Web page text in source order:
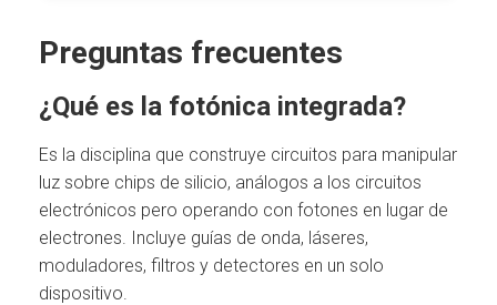
Preguntas frecuentes
¿Qué es la fotónica integrada?
Es la disciplina que construye circuitos para manipular
luz sobre chips de silicio, análogos a los circuitos
electrónicos pero operando con fotones en lugar de
electrones. Incluye guías de onda, láseres,
moduladores, filtros y detectores en un solo
dispositivo.